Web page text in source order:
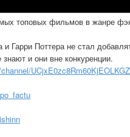
топовых фильмов в жанре
Гарри Поттера не стал
и они вне конкуренции.